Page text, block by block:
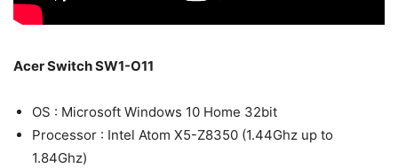
Acer Switch SW1-O11
OS : Microsoft Windows 10 Home 32bit
Processor : Intel Atom X5-Z8350 (1.44Ghz up to
1.84Ghz)